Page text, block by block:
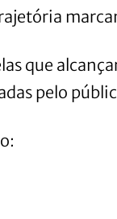
que
pelo